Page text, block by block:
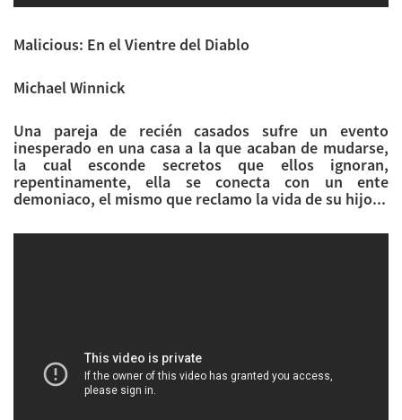
Malicious: En el Vientre del Diablo
Michael Winnick
Una pareja de recién casados sufre un evento
inesperado en una casa a la que acaban de mudarse,
la cual esconde secretos que ellos ignoran,
repentinamente, ella se conecta con un ente
demoniaco, el mismo que reclamo la vida de su hijo...